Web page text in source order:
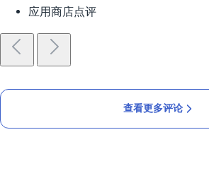
应用商店点评
查看更多评论